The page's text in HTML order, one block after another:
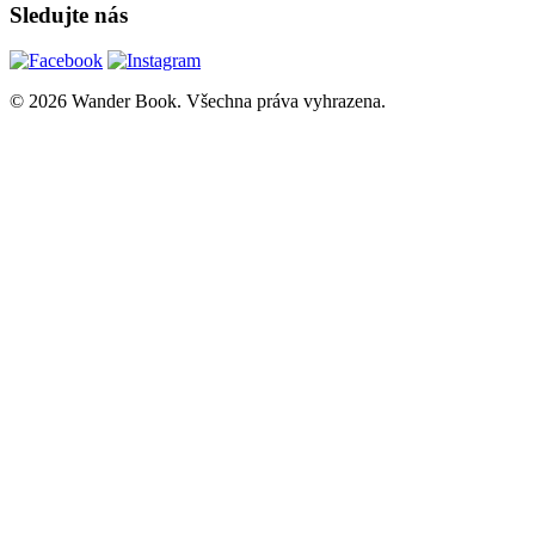
Sledujte nás
© 2026 Wander Book. Všechna práva vyhrazena.